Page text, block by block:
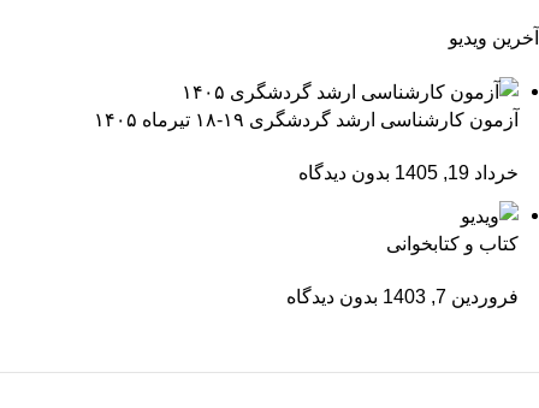
آخرین ویدیو
آزمون کارشناسی ارشد گردشگری ۱۹-۱۸ تیرماه ۱۴۰۵
خرداد 19, 1405 بدون دیدگاه
کتاب و کتابخوانی
فروردین 7, 1403 بدون دیدگاه